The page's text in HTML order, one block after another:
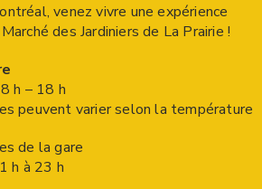
venez vivre une expérience
des Jardiniers de La Prairie !
h – 18 h
peuvent varier selon la température
de la gare
h à 23 h